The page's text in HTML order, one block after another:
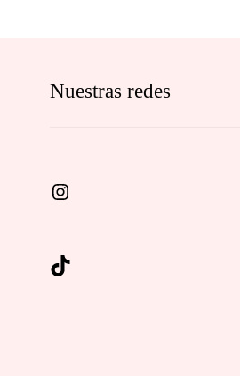
Nuestras redes
Instagram
TikTok